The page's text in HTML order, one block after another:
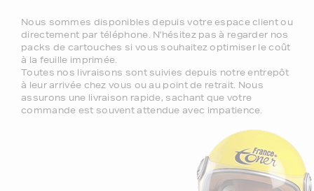
Nous sommes disponibles depuis votre espace client ou
directement par téléphone. N'hésitez pas à regarder nos
packs de cartouches si vous souhaitez optimiser le coût
à la feuille imprimée.
Toutes nos livraisons sont suivies depuis notre entrepôt
à leur arrivée chez vous ou au point de retrait. Nous
assurons une livraison rapide, sachant que votre
commande est souvent attendue avec impatience.